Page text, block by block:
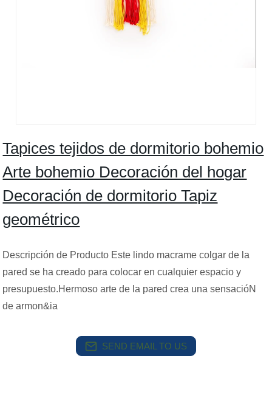
Tapices tejidos de dormitorio bohemio
Arte bohemio Decoración del hogar
Decoración de dormitorio Tapiz
geométrico
Descripción de Producto Este lindo macrame colgar de la
pared se ha creado para colocar en cualquier espacio y
presupuesto.Hermoso arte de la pared crea una sensacióN
de armon&ia
SEND EMAIL TO US